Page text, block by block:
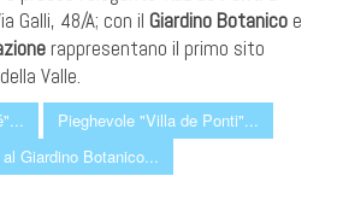
Galli, 48/A; con il Giardino Botanico e
rappresentano il primo sito
Valle.
Pieghevole "Villa de Ponti"...
Giardino Botanico...